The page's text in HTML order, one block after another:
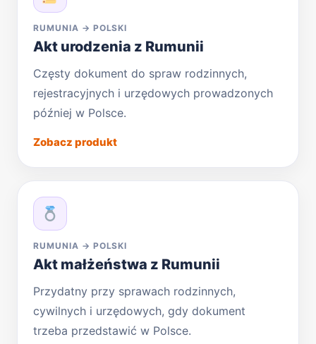
RUMUNIA → POLSKI
Akt urodzenia z Rumunii
Częsty dokument do spraw rodzinnych,
rejestracyjnych i urzędowych prowadzonych
później w Polsce.
Zobacz produkt
RUMUNIA → POLSKI
Akt małżeństwa z Rumunii
Przydatny przy sprawach rodzinnych,
cywilnych i urzędowych, gdy dokument
trzeba przedstawić w Polsce.